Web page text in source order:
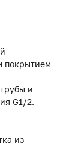
покрытием
и
G1/2.
из